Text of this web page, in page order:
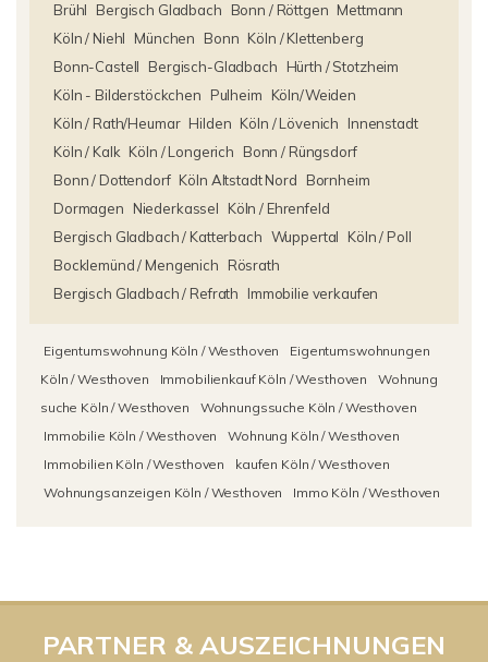
Brühl
Bergisch Gladbach Bonn / Röttgen Mettmann
Köln / Niehl
München Bonn Köln / Klettenberg
Bonn-Castell
Bergisch-Gladbach
Hürth / Stotzheim
Köln - Bilderstöckchen
Pulheim
Köln/Weiden
Köln / Rath/Heumar Hilden Köln / Lövenich
Innenstadt
Köln / Kalk Köln / Longerich
Bonn / Rüngsdorf
Bonn / Dottendorf Köln Altstadt Nord
Bornheim
Dormagen
Niederkassel
Köln / Ehrenfeld
Bergisch Gladbach / Katterbach Wuppertal
Köln / Poll
Bocklemünd / Mengenich
Rösrath
Bergisch Gladbach / Refrath
Immobilie verkaufen
Eigentumswohnung Köln / Westhoven
Eigentumswohnungen
Köln / Westhoven
Immobilienkauf Köln / Westhoven
Wohnung
suche Köln / Westhoven
Wohnungssuche Köln / Westhoven
Immobilie Köln / Westhoven
Wohnung Köln / Westhoven
Immobilien Köln / Westhoven
kaufen Köln / Westhoven
Wohnungsanzeigen Köln / Westhoven
Immo Köln / Westhoven
PARTNER & AUSZEICHNUNGEN